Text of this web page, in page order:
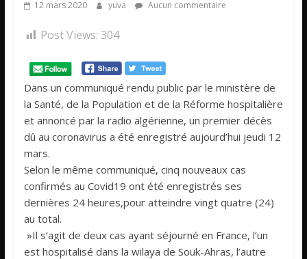
12 mars 2020 yuva Aucun commentaire
Post Views: 304
Dans un communiqué rendu public par le ministère de
la Santé, de la Population et de la Réforme hospitalière
et annoncé par la radio algérienne, un premier décès
dû au coronavirus a été enregistré aujourd’hui jeudi 12
mars.
Selon le même communiqué, cinq nouveaux cas
confirmés au Covid19 ont été enregistrés ses
dernières 24 heures,pour atteindre vingt quatre (24)
au total.
»Il s’agit de deux cas ayant séjourné en France, l’un
est hospitalisé dans la wilaya de Souk-Ahras, l’autre